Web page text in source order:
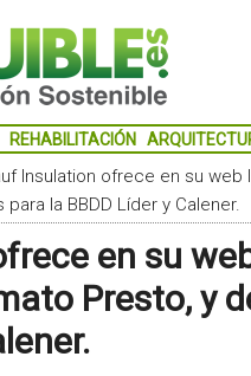
REHABILITACIÓN
Insulation ofrece en su
la BBDD Líder y Calener.
en su
Presto, y